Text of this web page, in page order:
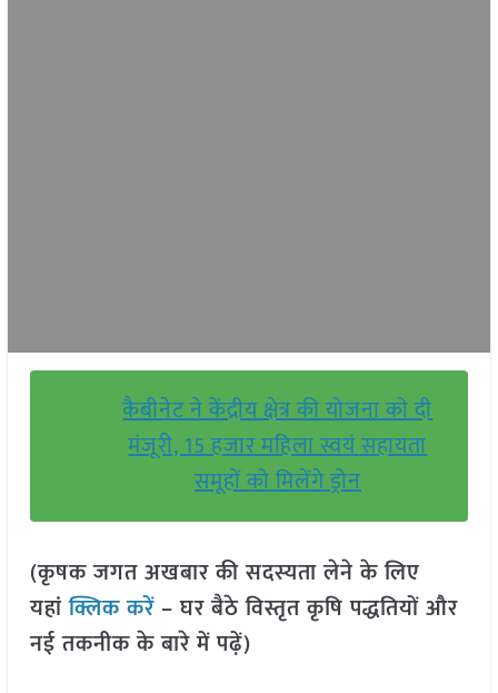
कैबीनेट ने केंद्रीय क्षेत्र की योजना को दी
मंजूरी, 15 हजार महिला स्वयं सहायता
समूहों को मिलेंगे ड्रोन
(कृषक जगत अखबार की सदस्यता लेने के लिए
यहांक्लिक करें– घर बैठे विस्तृत कृषि पद्धतियों और
नई तकनीक के बारे में पढ़ें)